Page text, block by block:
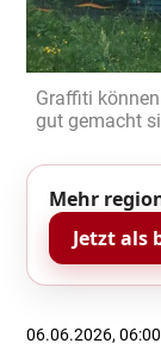
Graffiti
gut gemacht
Mehr
Jetzt als
06.06.2026,